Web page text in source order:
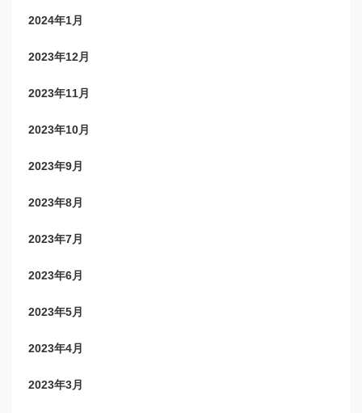
2024年1月
2023年12月
2023年11月
2023年10月
2023年9月
2023年8月
2023年7月
2023年6月
2023年5月
2023年4月
2023年3月